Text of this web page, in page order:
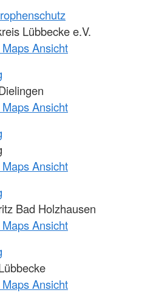
Lübbecke e.V.
Ansicht
Ansicht
Ansicht
Bad Holzhausen
Ansicht
Ansicht